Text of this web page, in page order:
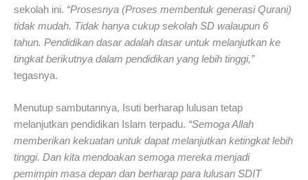
sekolah ini. “Prosesnya (Proses membentuk generasi Qurani)
tidak mudah. Tidak hanya cukup sekolah SD walaupun 6
tahun. Pendidikan dasar adalah dasar untuk melanjutkan ke
tingkat berikutnya dalam pendidikan yang lebih tinggi,”
tegasnya.
Menutup sambutannya, Isuti berharap lulusan tetap
melanjutkan pendidikan Islam terpadu. “Semoga Allah
memberikan kekuatan untuk dapat melanjutkan ketingkat lebih
tinggi. Dan kita mendoakan semoga mereka menjadi
pemimpin masa depan dan berharap para lulusan SDIT